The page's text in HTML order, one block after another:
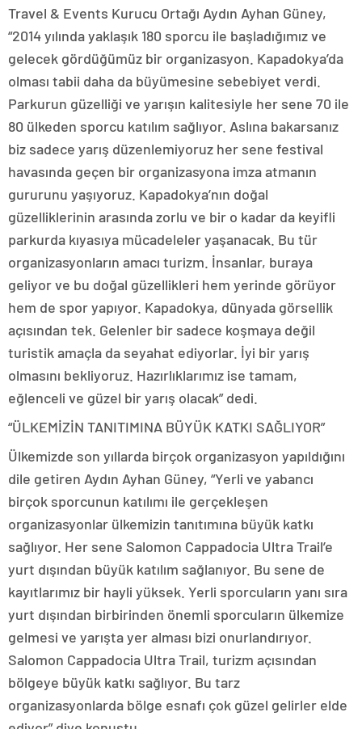
Travel & Events Kurucu Ortağı Aydın Ayhan Güney,
“2014 yılında yaklaşık 180 sporcu ile başladığımız ve
gelecek gördüğümüz bir organizasyon. Kapadokya’da
olması tabii daha da büyümesine sebebiyet verdi.
Parkurun güzelliği ve yarışın kalitesiyle her sene 70 ile
80 ülkeden sporcu katılım sağlıyor. Aslına bakarsanız
biz sadece yarış düzenlemiyoruz her sene festival
havasında geçen bir organizasyona imza atmanın
gururunu yaşıyoruz. Kapadokya’nın doğal
güzelliklerinin arasında zorlu ve bir o kadar da keyifli
parkurda kıyasıya mücadeleler yaşanacak. Bu tür
organizasyonların amacı turizm. İnsanlar, buraya
geliyor ve bu doğal güzellikleri hem yerinde görüyor
hem de spor yapıyor. Kapadokya, dünyada görsellik
açısından tek. Gelenler bir sadece koşmaya değil
turistik amaçla da seyahat ediyorlar. İyi bir yarış
olmasını bekliyoruz. Hazırlıklarımız ise tamam,
eğlenceli ve güzel bir yarış olacak” dedi.
“ÜLKEMİZİN TANITIMINA BÜYÜK KATKI SAĞLIYOR”
Ülkemizde son yıllarda birçok organizasyon yapıldığını
dile getiren Aydın Ayhan Güney, “Yerli ve yabancı
birçok sporcunun katılımı ile gerçekleşen
organizasyonlar ülkemizin tanıtımına büyük katkı
sağlıyor. Her sene Salomon Cappadocia Ultra Trail’e
yurt dışından büyük katılım sağlanıyor. Bu sene de
kayıtlarımız bir hayli yüksek. Yerli sporcuların yanı sıra
yurt dışından birbirinden önemli sporcuların ülkemize
gelmesi ve yarışta yer alması bizi onurlandırıyor.
Salomon Cappadocia Ultra Trail, turizm açısından
bölgeye büyük katkı sağlıyor. Bu tarz
organizasyonlarda bölge esnafı çok güzel gelirler elde